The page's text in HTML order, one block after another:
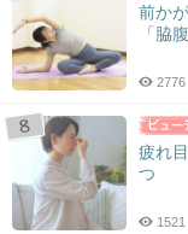
前か
「脇
2776
疲れ
つ
1521